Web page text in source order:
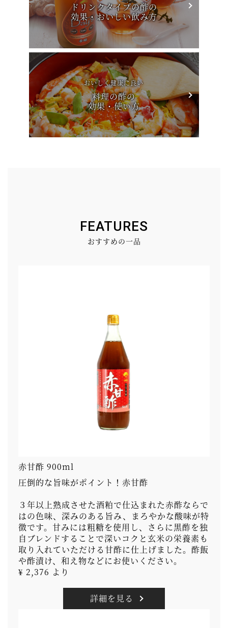
ドリンクタイプの酢の
効果・おいしい飲み方
おいしく健康に良い
料理の酢の
効果・使い方
FEATURES
おすすめの一品
赤甘酢 900ml
圧倒的な旨味がポイント！赤甘酢
３年以上熟成させた酒粕で仕込まれた赤酢ならで
はの色味、深みのある旨み、まろやかな酸味が特
徴です。甘みには粗糖を使用し、さらに黒酢を独
自ブレンドすることで深いコクと玄米の栄養素も
取り入れていただける甘酢に仕上げました。酢飯
や酢漬け、和え物などにお使いください。
¥ 2,376 より
詳細を見る